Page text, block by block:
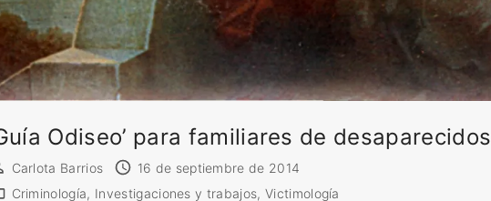
Odiseo’ para familiares de desaparecidos
Carlota Barrios
16 de septiembre de 2014
Criminología
Investigaciones y trabajos Victimología